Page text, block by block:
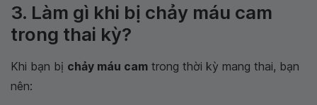
3. Làm gì khi bị chảy máu cam
trong thai kỳ?
Khi bạn bị chảy máu cam trong thời kỳ mang thai, bạn
nên: